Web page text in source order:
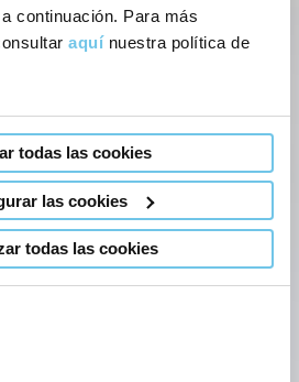
continuación. Para más
aquínuestra política de
todas las cookies
las cookies
todas las cookies